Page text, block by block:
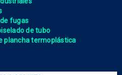
fugas
de tubo
plancha termoplástica